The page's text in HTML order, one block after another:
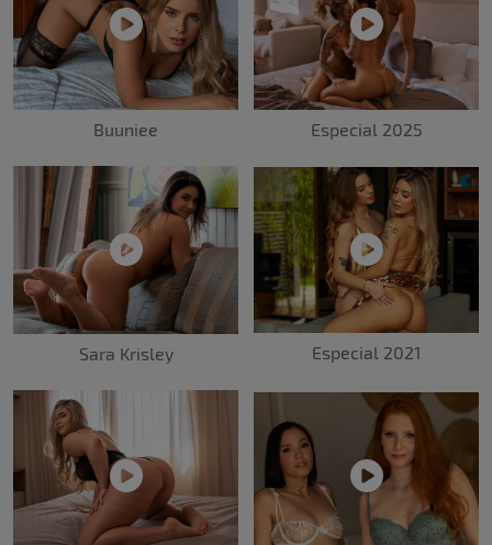
Buuniee Especial 2025
Sara Krisley Especial 2021